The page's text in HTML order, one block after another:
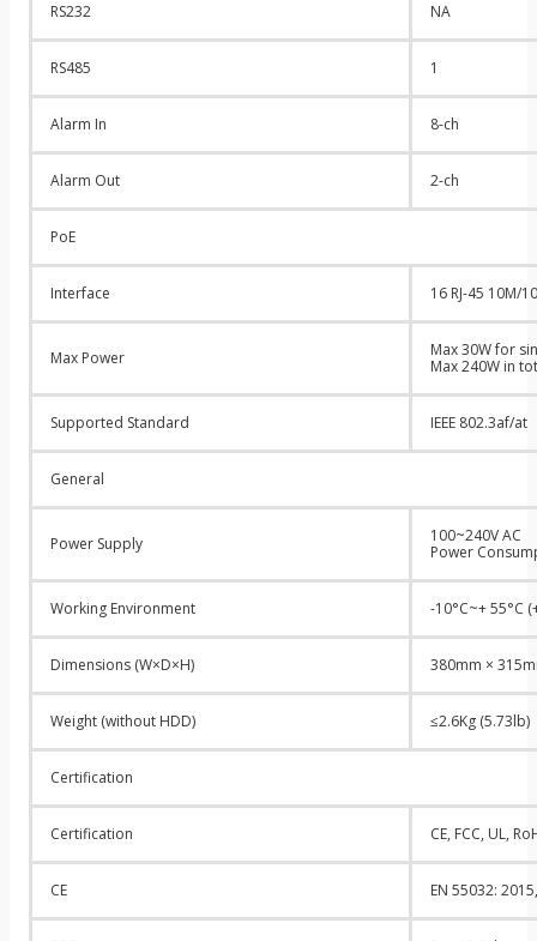
RS232 NA
RS485 1
Alarm In 8-ch
Alarm Out 2-ch
PoE
Interface 16 RJ-45 10M/
Max Power
Max 30W for
Max 240W in
Supported Standard IEEE 802.3af/at
General
Power Supply
100~240V AC
Power
Working Environment -10°C~+ 55°C
Dimensions (W×D×H) 380mm ×
Weight (without HDD) ≤2.6Kg (5.73lb)
Certification
Certification CE, FCC, UL,
CE EN 55032: